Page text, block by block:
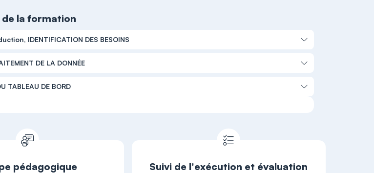
la formation
IDENTIFICATION DES BESOINS
DE LA DONNÉE
TABLEAU DE BORD
pédagogique
Suivi de l'exécution et évaluation